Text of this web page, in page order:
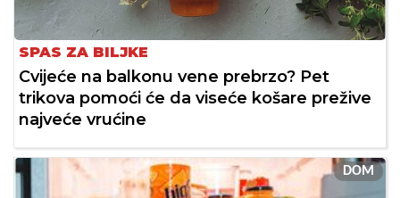
SPAS ZA BILJKE
Cvijeće na balkonu vene prebrzo? Pet
trikova pomoći će da viseće košare prežive
najveće vrućine
DOM